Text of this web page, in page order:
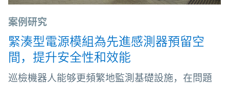
案例研究
緊湊型電源模組為先進感測器預留空
間，提升安全性和效能
巡檢機器人能够更頻繁地監測基礎設施，在問題